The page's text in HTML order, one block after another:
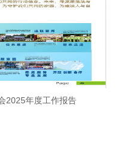
2025年度工作报告